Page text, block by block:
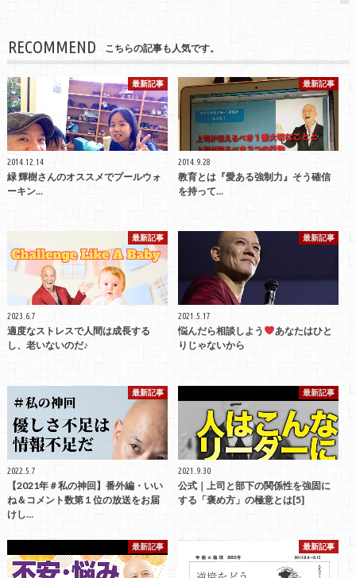
RECOMMEND こちらの記事も人気です。
最新記事
2014.12.14
緑 輝樹さんのオススメでプールウォ
ーキン...
最新記事
2014.9.28
教育とは『愛ある強制力』そう確信
を持って...
最新記事
2023.6.7
適度なストレスで人間は成長する
し、老いないのだ♪
最新記事
2021.5.17
悩んだら相談しよう
あなたはひと
りじゃないから
最新記事
2022.5.7
【2021年＃私の神回】番外編・いい
ね＆コメント数第１位の放送をお届
けし…
最新記事
2021.9.30
公式｜上司と部下の関係性を強固に
する「褒め方」の極意とは[5]
最新記事 最新記事